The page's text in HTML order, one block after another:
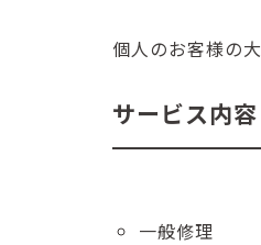
個⼈のお客様の
サービス内容
⼀般修理